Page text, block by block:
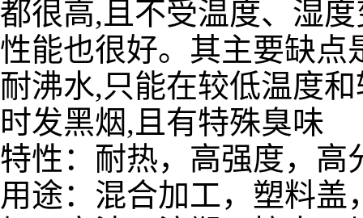
性能也很好。其主要缺点
耐沸水,只能在较低温度
时发黑烟,且有特殊臭味
特性：耐热，高强度，高
用途：混合加工，塑料盖
加工方法：注塑，挤出，